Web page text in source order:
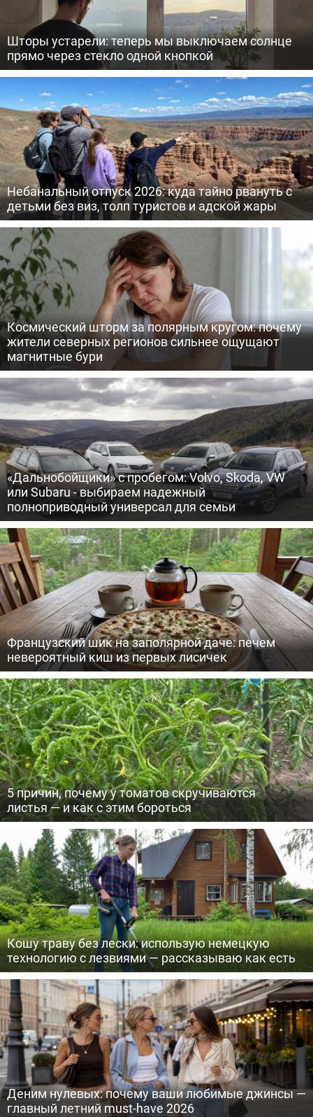
Шторы устарели: теперь мы выключаем солнце
прямо через стекло одной кнопкой
Небанальный отпуск 2026: куда тайно рвануть с
детьми без виз, толп туристов и адской жары
Космический шторм за полярным кругом: почему
жители северных регионов сильнее ощущают
магнитные бури
«Дальнобойщики» с пробегом: Volvo, Skoda, VW
или Subaru - выбираем надежный
полноприводный универсал для семьи
Французский шик на заполярной даче: печем
невероятный киш из первых лисичек
5 причин, почему у томатов скручиваются
листья — и как с этим бороться
Кошу траву без лески: использую немецкую
технологию с лезвиями — рассказываю как есть
Деним нулевых: почему ваши любимые джинсы —
главный летний must-have 2026